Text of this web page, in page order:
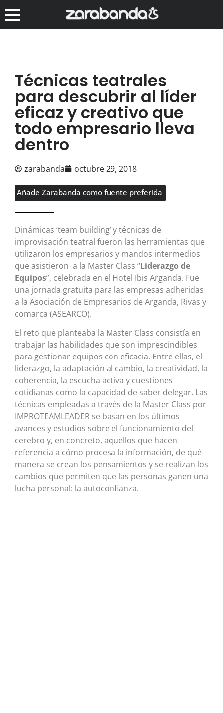
Técnicas teatrales
para descubrir al líder
eficaz y creativo que
todo empresario lleva
dentro
zarabanda octubre 29, 2018
Añade Zarabanda como fuente preferida
Dinámicas ‘team building’ y técnicas de
improvisación teatral fueron las herramientas que
utilizaron los empresarios y mandos intermedios
que asistieron a la Master Class “Liderazgo de
Equipos”, celebrada en el Hotel Ibis Arganda. Fue
una jornada gratuita para las empresas adheridas
a la Asociación de Empresarios de Arganda, Rivas y
comarca (ASEARCO).
El reto que planteaba la Master Class consistía en
trabajar las habilidades que son imprescindibles
para gestionar equipos con eficacia. Entre ellas, el
liderazgo, la adaptación al cambio, la creatividad, la
coherencia, la escucha activa y cuestiones
cotidianas como la capacidad de saber delegar. Las
técnicas empleadas a través de la Master Class por
IMPROTEAMLEADER se basan en los últimos
avances y estudios sobre el funcionamiento del
cerebro y, en concreto, aquellos que hacen
referencia a cómo procesa la información, de qué
manera se crean los pensamientos y se realizan los
cambios que permiten que las personas ganen una
lucha personal: la autoconfianza.